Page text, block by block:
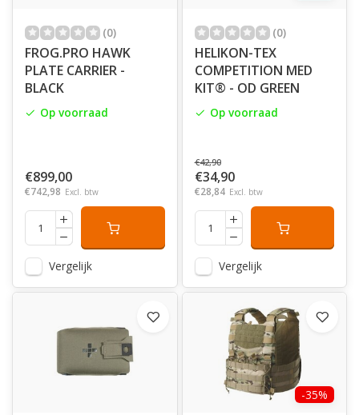
(0)
FROG.PRO HAWK
PLATE CARRIER -
BLACK
Op voorraad
€899,00
€742,98 Excl. btw
Vergelijk
(0)
HELIKON-TEX
COMPETITION MED
KIT® - OD GREEN
Op voorraad
€42,90
€34,90
€28,84 Excl. btw
Vergelijk
-35%